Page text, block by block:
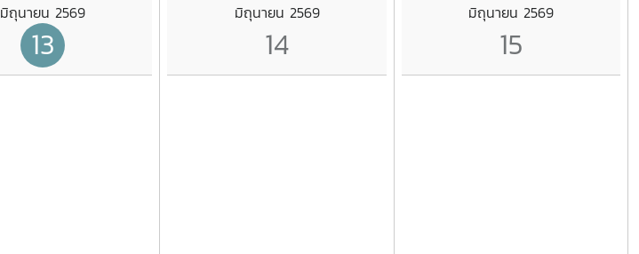
มิถุนายน 2569
13
มิถุนายน 2569
14
มิถุนายน 2569
15